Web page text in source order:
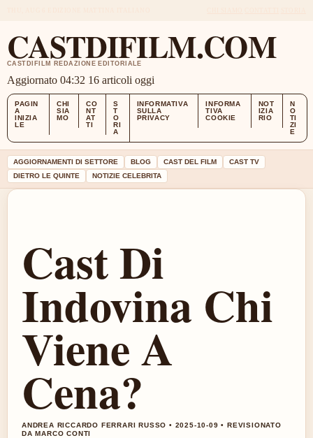
CASTDIFILM.COM
CASTDIFILM REDAZIONE EDITORIALE
Aggiornato 04:32 16 articoli oggi
PAGIN
A
INIZIA
LE
CHI
SIA
MO
CO
NT
AT
TI
S
T
O
RI
A
INFORMATIVA
SULLA
PRIVACY
INFORMA
TIVA
COOKIE
NOT
IZIA
RIO
N
O
TI
ZI
E
AGGIORNAMENTI DI SETTORE BLOG CAST DEL FILM
CAST TV
DIETRO LE QUINTE
NOTIZIE CELEBRITA
Cast Di
Indovina Chi
Viene A
Cena?
ANDREA RICCARDO FERRARI RUSSO • 2025-10-09 • REVISIONATO
DA MARCO CONTI